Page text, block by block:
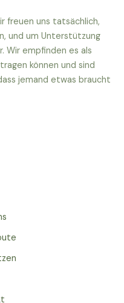
freuen uns tatsächlich,
und um Unterstützung
Wir empfinden es als
können und sind
jemand etwas braucht